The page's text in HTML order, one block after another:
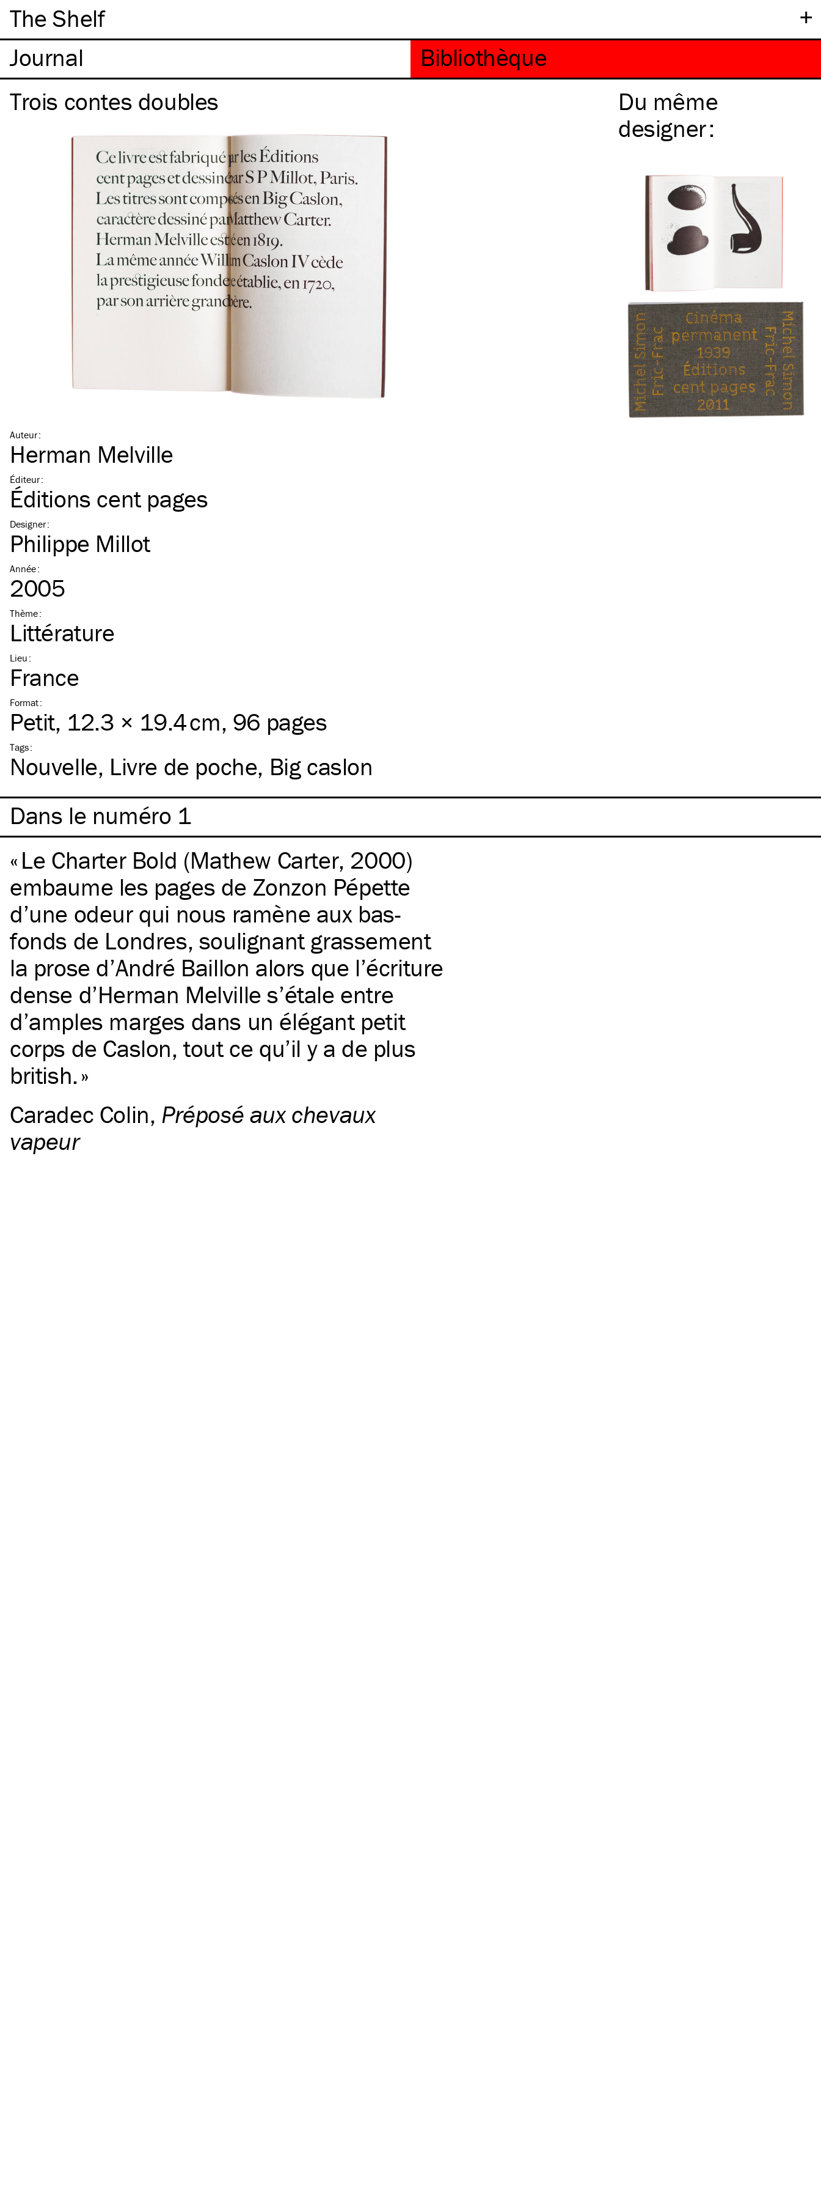
+
The Shelf
Trois contes doubles
Auteur:
Herman Melville
Éditeur:
Éditions cent pages
Designer:
Philippe Millot
Année:
2005
Thème:
Littérature
Lieu :
France
Format:
Petit, 12.3 × 19.4 cm, 96 pages
Tags:
Nouvelle Livre de poche Big caslon
Du même
designer:
Dans le numéro 1
Le Charter Bold (Mathew Carter, 2000)
embaume les pages de Zonzon Pépette
d’une odeur qui nous ramène aux bas-
fonds de Londres, soulignant grassement
la prose d’André Baillon alors que l’écriture
dense d’Herman Melville s’étale entre
d’amples marges dans un élégant petit
corps de Caslon, tout ce qu’il y a de plus
british.
Caradec Colin, Préposé aux chevaux
vapeur